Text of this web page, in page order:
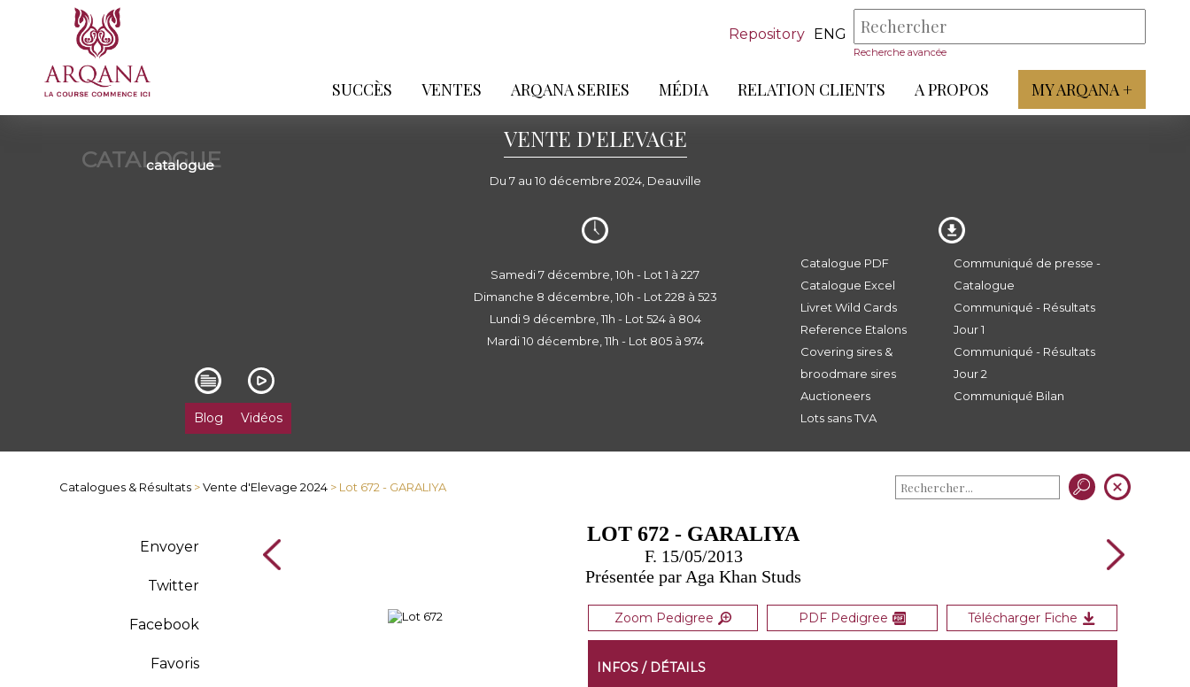
Repository ENG
Recherche avancée
SUCCÈS VENTES ARQANA SERIES MÉDIA RELATION CLIENTS A PROPOS MY ARQANA +
CATALOGUE
catalogue
VENTE D'ELEVAGE
Du 7 au 10 décembre 2024, Deauville
Blog Vidéos
Samedi 7 décembre, 10h - Lot 1 à 227
Dimanche 8 décembre, 10h - Lot 228 à 523
Lundi 9 décembre, 11h - Lot 524 à 804
Mardi 10 décembre, 11h - Lot 805 à 974
Catalogue PDF
Catalogue Excel
Livret Wild Cards
Reference Etalons
Covering sires &
broodmare sires
Auctioneers
Lots sans TVA
Communiqué de presse -
Catalogue
Communiqué - Résultats
Jour 1
Communiqué - Résultats
Jour 2
Communiqué Bilan
Catalogues & Résultats >Vente d'Elevage 2024 > Lot 672 - GARALIYA
Envoyer
Twitter
Facebook
Favoris
LOT 672 - GARALIYA
F. 15/05/2013
Présentée par Aga Khan Studs
Zoom Pedigree PDF Pedigree Télécharger Fiche
INFOS / DÉTAILS